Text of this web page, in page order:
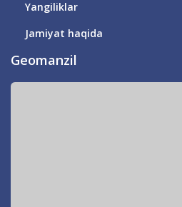
Yangiliklar
Jamiyat haqida
Geomanzil